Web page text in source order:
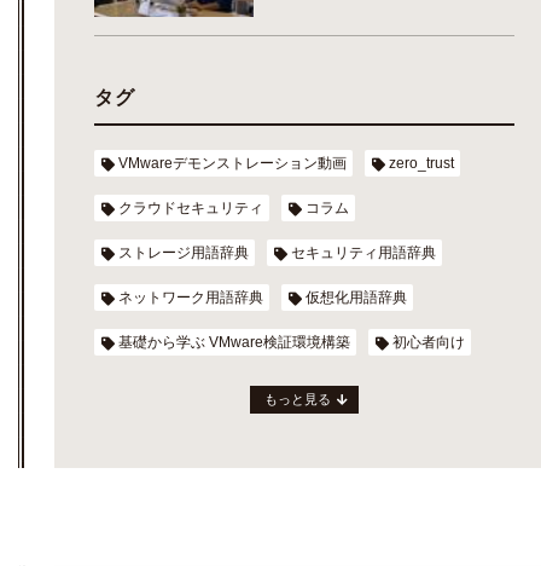
タグ
VMwareデモンストレーション動画 zero_trust
クラウドセキュリティ コラム
ストレージ用語辞典 セキュリティ用語辞典
ネットワーク用語辞典 仮想化用語辞典
基礎から学ぶ VMware検証環境構築 初心者向け
もっと見る